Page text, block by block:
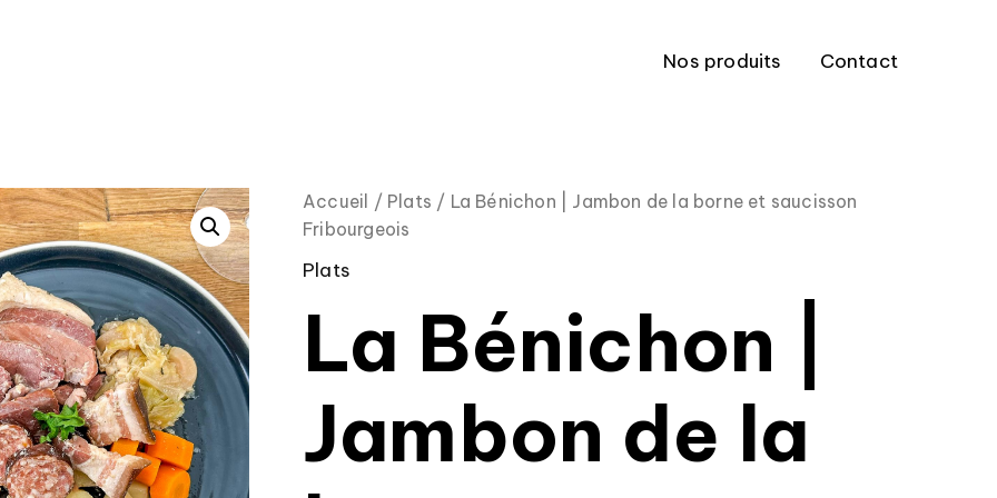
Nos produits Contact
Accueil / Plats / La Bénichon | Jambon de la borne et saucisson
Fribourgeois
Plats
La Bénichon |
Jambon de la
quantité
de
La
Bénichon
borne
saucisson
Fribourgeois